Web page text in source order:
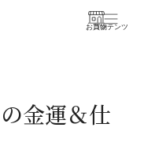
お買物
コンテンツ
金運＆仕